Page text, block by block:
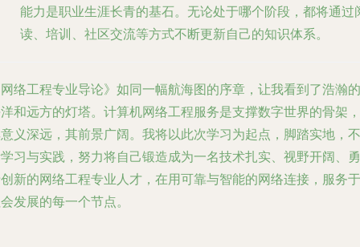
能力是职业生涯长青的基石。无论处于哪个阶段，都将通过
读、培训、社区交流等方式不断更新自己的知识体系。
络工程专业导论》如同一幅航海图的序章，让我看到了浩瀚的
和远方的灯塔。计算机网络工程服务是支撑数字世界的骨架，
义深远，其前景广阔。我将以此次学习为起点，脚踏实地，不
习与实践，努力将自己锻造成为一名技术扎实、视野开阔、勇
新的网络工程专业人才，在用可靠与智能的网络连接，服务于
发展的每一个节点。